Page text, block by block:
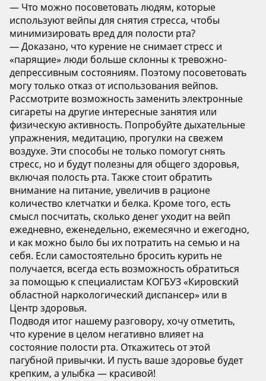
— Что можно посоветовать людям, которые
используют вейпы для снятия стресса, чтобы
минимизировать вред для полости рта?
— Доказано, что курение не снимает стресс и
«парящие» люди больше склонны к тревожно-
депрессивным состояниям. Поэтому посоветовать
могу только отказ от использования вейпов.
Рассмотрите возможность заменить электронные
сигареты на другие интересные занятия или
физическую активность. Попробуйте дыхательные
упражнения, медитацию, прогулки на свежем
воздухе. Эти способы не только помогут снять
стресс, но и будут полезны для общего здоровья,
включая полость рта. Также стоит обратить
внимание на питание, увеличив в рационе
количество клетчатки и белка. Кроме того, есть
смысл посчитать, сколько денег уходит на вейп
ежедневно, еженедельно, ежемесячно и ежегодно,
и как можно было бы их потратить на семью и на
себя. Если самостоятельно бросить курить не
получается, всегда есть возможность обратиться
за помощью к специалистам КОГБУЗ «Кировский
областной наркологический диспансер» или в
Центр здоровья.
Подводя итог нашему разговору, хочу отметить,
что курение в целом негативно влияет на
состояние полости рта. Откажитесь от этой
пагубной привычки. И пусть ваше здоровье будет
крепким, а улыбка — красивой!